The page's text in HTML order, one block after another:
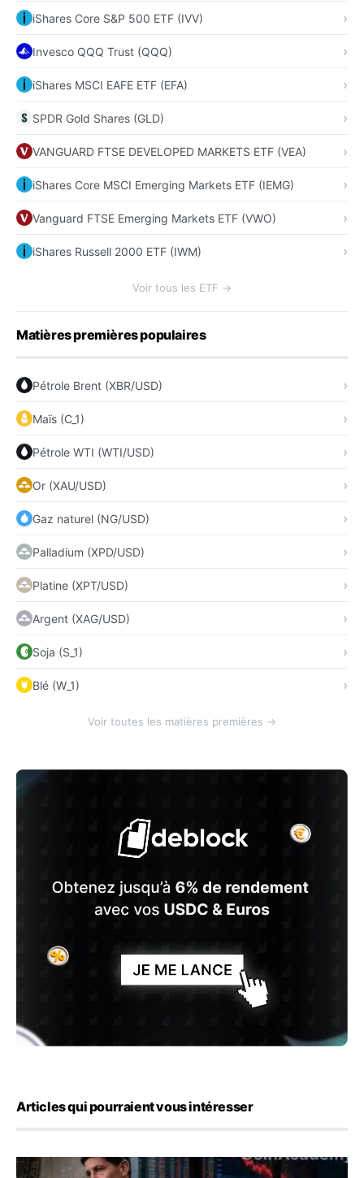
iShares Core S&P 500 ETF (IVV)
Invesco QQQ Trust (QQQ)
iShares MSCI EAFE ETF (EFA)
SPDR Gold Shares (GLD)
VANGUARD FTSE DEVELOPED MARKETS ETF (VEA)
iShares Core MSCI Emerging Markets ETF (IEMG)
Vanguard FTSE Emerging Markets ETF (VWO)
iShares Russell 2000 ETF (IWM)
Voir tous les ETF →
Matières premières populaires
Pétrole Brent (XBR/USD)
Maïs (C_1)
Pétrole WTI (WTI/USD)
Or (XAU/USD)
Gaz naturel (NG/USD)
Palladium (XPD/USD)
Platine (XPT/USD)
Argent (XAG/USD)
Soja (S_1)
Blé (W_1)
Voir toutes les matières premières →
Articles qui pourraient vous intéresser
Kevin Warsh maintient sa communication minimaliste